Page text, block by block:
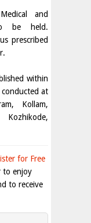
and
be held.
prescribed
within
at
Kollam,
Kozhikode,
for Free
to enjoy
to receive